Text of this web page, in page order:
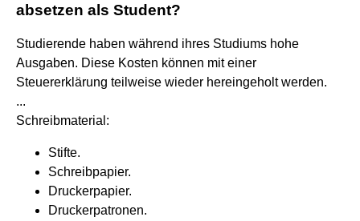
absetzen als Student?
Studierende haben während ihres Studiums hohe
Ausgaben. Diese Kosten können mit einer
Steuererklärung teilweise wieder hereingeholt werden.
...
Schreibmaterial:
Stifte.
Schreibpapier.
Druckerpapier.
Druckerpatronen.